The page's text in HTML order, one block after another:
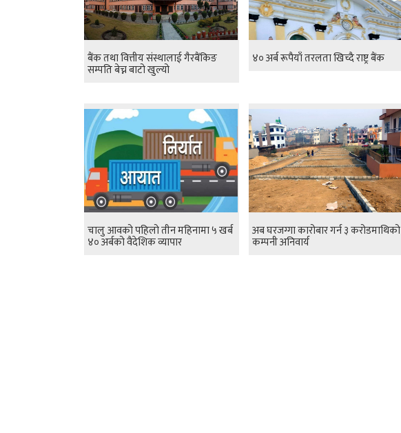
बैंक तथा वित्तीय संस्थालाई गैरबैंकिङ
सम्पति बेच्न बाटो खुल्यो
४० अर्ब रूपैयाँ तरलता खिच्दै राष्ट्र बैंक
चालु आवको पहिलो तीन महिनामा ५ खर्ब
४० अर्बको वैदेशिक व्यापार
अब घरजग्गा कारोबार गर्न ३ करोडमाथिको
कम्पनी अनिवार्य